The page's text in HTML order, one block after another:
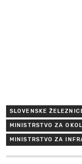
SLOVENSKE
MINISTRSTVO ZA
MINISTRSTVO ZA